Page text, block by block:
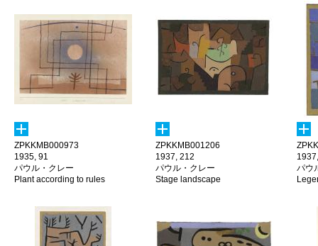
ZPKKMB000973
1935, 91
パウル・クレー
Plant according to rules
ZPKKMB001206
1937, 212
パウル・クレー
Stage landscape
パウ